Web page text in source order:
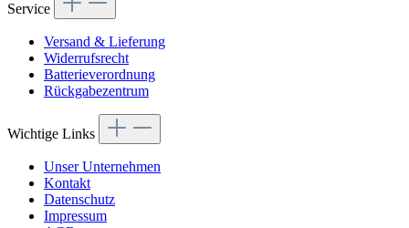
Service
Versand & Lieferung
Widerrufsrecht
Batterieverordnung
Rückgabezentrum
Wichtige Links
Unser Unternehmen
Kontakt
Datenschutz
Impressum